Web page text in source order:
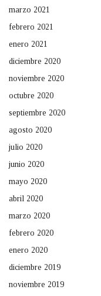
marzo 2021
febrero 2021
enero 2021
diciembre 2020
noviembre 2020
octubre 2020
septiembre 2020
agosto 2020
julio 2020
junio 2020
mayo 2020
abril 2020
marzo 2020
febrero 2020
enero 2020
diciembre 2019
noviembre 2019